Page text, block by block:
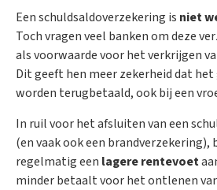
Een schuldsaldoverzekering is niet
Toch vragen veel banken om deze
als voorwaarde voor het verkrijgen
Dit geeft hen meer zekerheid dat het
worden terugbetaald, ook bij een
In ruil voor het afsluiten van een
(en vaak ook een brandverzekering),
regelmatig een lagere rentevoet
minder betaalt voor het ontlenen